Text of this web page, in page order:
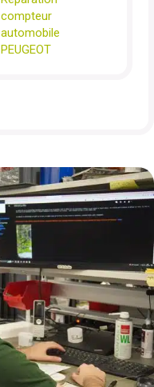
compteur
automobile
PEUGEOT